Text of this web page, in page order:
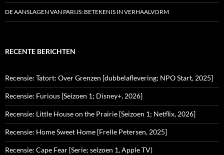
DE AANSLAGEN VAN PARIJS: BETEKENIS IN VERHAALVORM
RECENTE BERICHTEN
Recensie: Tatort: Over Grenzen [dubbelaflevering; NPO Start, 2025]
Recensie: Furious [Seizoen 1; Disney+, 2026]
Recensie: Little House on the Prairie [Seizoen 1; Netflix, 2026]
Recensie: Home Sweet Home [Frelle Petersen, 2025]
Recensie: Cape Fear [Serie; seizoen 1, Apple TV)